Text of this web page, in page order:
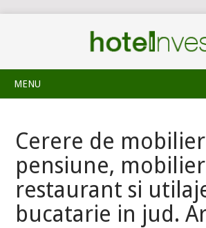
MENU
Cerere de mobilier
pensiune, mobilier
restaurant si
bucatarie in jud.